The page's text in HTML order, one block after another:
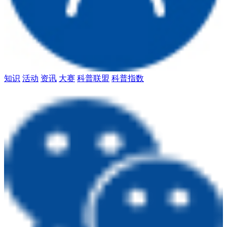
知识 活动 资讯 大赛 科普联盟 科普指数